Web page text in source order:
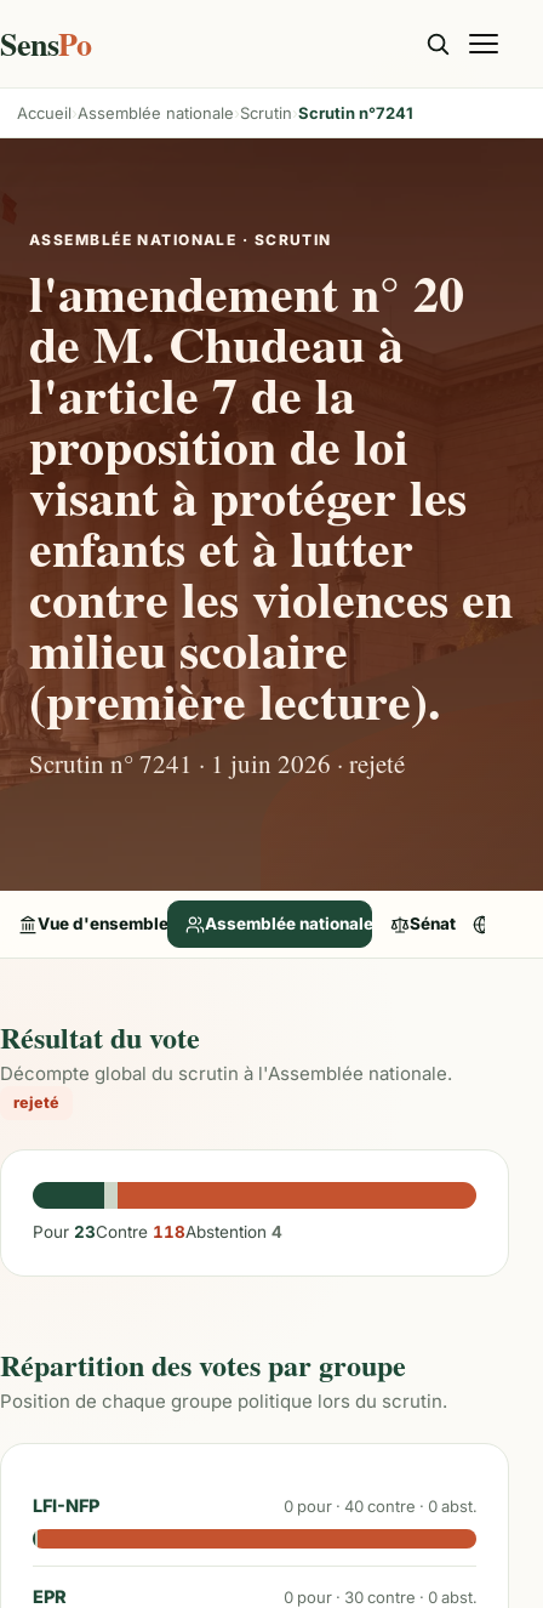
SensPo
Accueil Assemblée nationale Scrutin Scrutin n°7241
ASSEMBLÉE NATIONALE · SCRUTIN
l'amendement n° 20
de M. Chudeau à
l'article 7 de la
proposition de loi
visant à protéger les
enfants et à lutter
contre les violences en
milieu scolaire
(première lecture).
Scrutin n° 7241 · 1 juin 2026 · rejeté
Vue d'ensemble Assemblée nationale Sénat
Résultat du vote
Décompte global du scrutin à l'Assemblée nationale.
rejeté
Pour 23Contre 118Abstention 4
Répartition des votes par groupe
Position de chaque groupe politique lors du scrutin.
LFI-NFP 0 pour · 40contre · 0abst.
EPR 0 pour · 30contre · 0abst.